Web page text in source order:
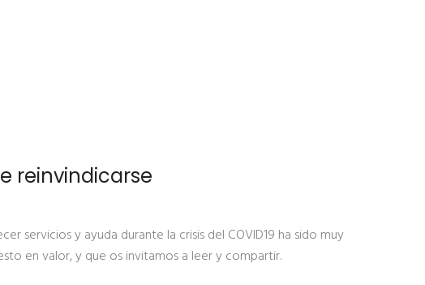
reinvindicarse
servicios y ayuda durante la crisis del COVID19 ha sido muy
en valor, y que os invitamos a leer y compartir.